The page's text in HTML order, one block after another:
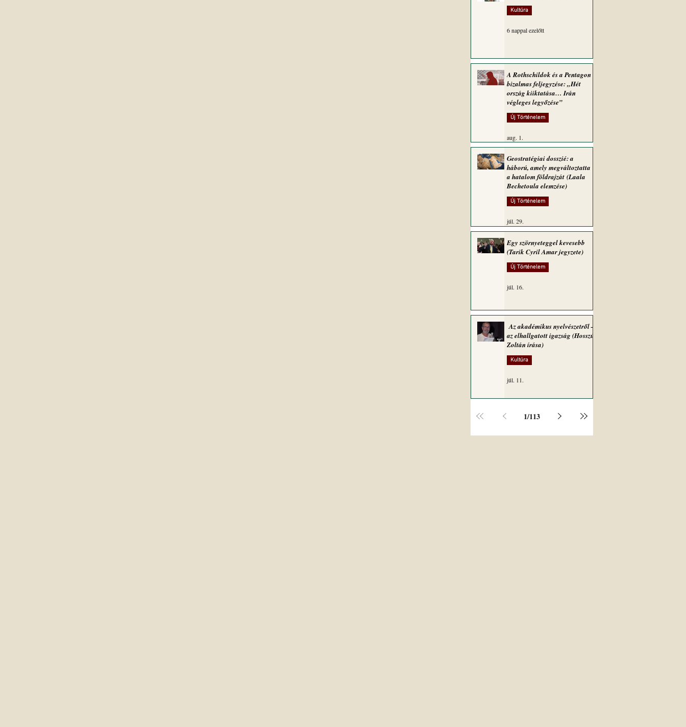
Kultúra
6 nappal ezelőtt
A Rothschildok és a Pentagon
bizalmas feljegyzése: „Hét
ország kiiktatása… Irán
végleges legyőzése”
Új Történelem
aug. 1.
Geostratégiai dosszié: a
háború, amely megváltoztatta
a hatalom földrajzát (Laala
Bechetoula elemzése)
Új Történelem
júl. 29.
Egy szörnyeteggel kevesebb
(Tarik Cyril Amar jegyzete)
Új Történelem
júl. 16.
Az akadémikus nyelvészetről –
az elhallgatott igazság (Hosszú
Zoltán írása)
Kultúra
júl. 11.
1/113